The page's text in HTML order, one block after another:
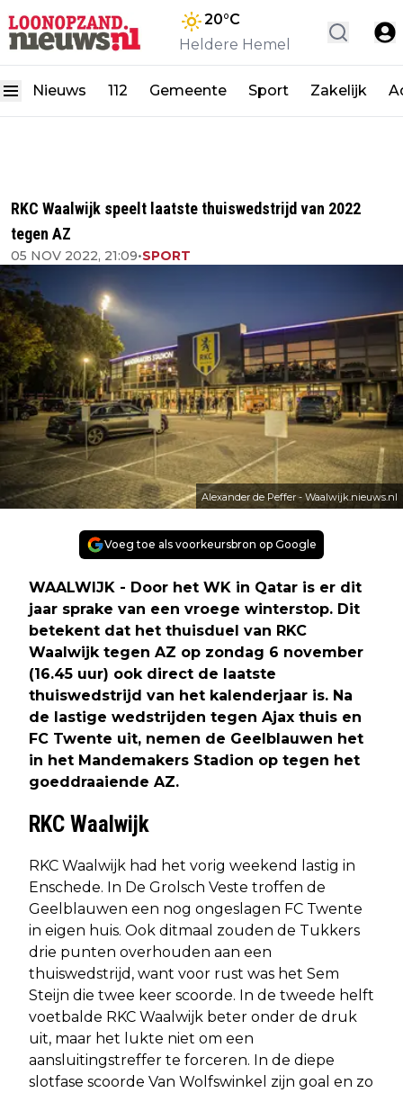
20°C
Heldere Hemel
Nieuws 112 Gemeente Sport Zakelijk
RKC Waalwijk speelt laatste thuiswedstrijd van 2022
tegen AZ
05 NOV 2022, 21:09•SPORT
Alexander de Peffer - Waalwijk.nieuws.nl
Voeg toe als voorkeursbron op Google
WAALWIJK - Door het WK in Qatar is er dit
jaar sprake van een vroege winterstop. Dit
betekent dat het thuisduel van RKC
Waalwijk tegen AZ op zondag 6 november
(16.45 uur) ook direct de laatste
thuiswedstrijd van het kalenderjaar is. Na
de lastige wedstrijden tegen Ajax thuis en
FC Twente uit, nemen de Geelblauwen het
in het Mandemakers Stadion op tegen het
goeddraaiende AZ.
RKC Waalwijk
RKC Waalwijk had het vorig weekend lastig in
Enschede. In De Grolsch Veste troffen de
Geelblauwen een nog ongeslagen FC Twente
in eigen huis. Ook ditmaal zouden de Tukkers
drie punten overhouden aan een
thuiswedstrijd, want voor rust was het Sem
Steijn die twee keer scoorde. In de tweede helft
voetbalde RKC Waalwijk beter onder de druk
uit, maar het lukte niet om een
aansluitingstreffer te forceren. In de diepe
slotfase scoorde Van Wolfswinkel zijn goal en zo